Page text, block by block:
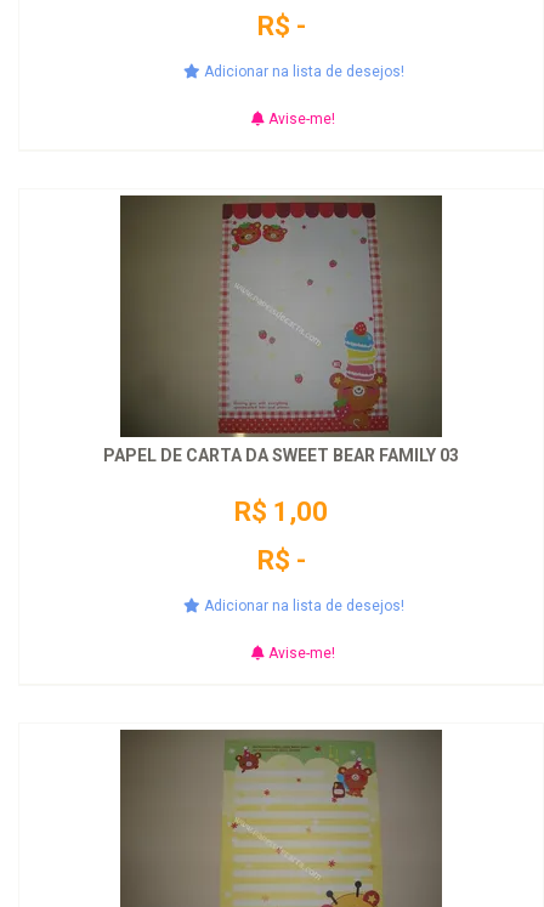
R$ -
Adicionar na lista de desejos!
Avise-me!
PAPEL DE CARTA DA SWEET BEAR FAMILY 03
R$ 1,00
R$ -
Adicionar na lista de desejos!
Avise-me!